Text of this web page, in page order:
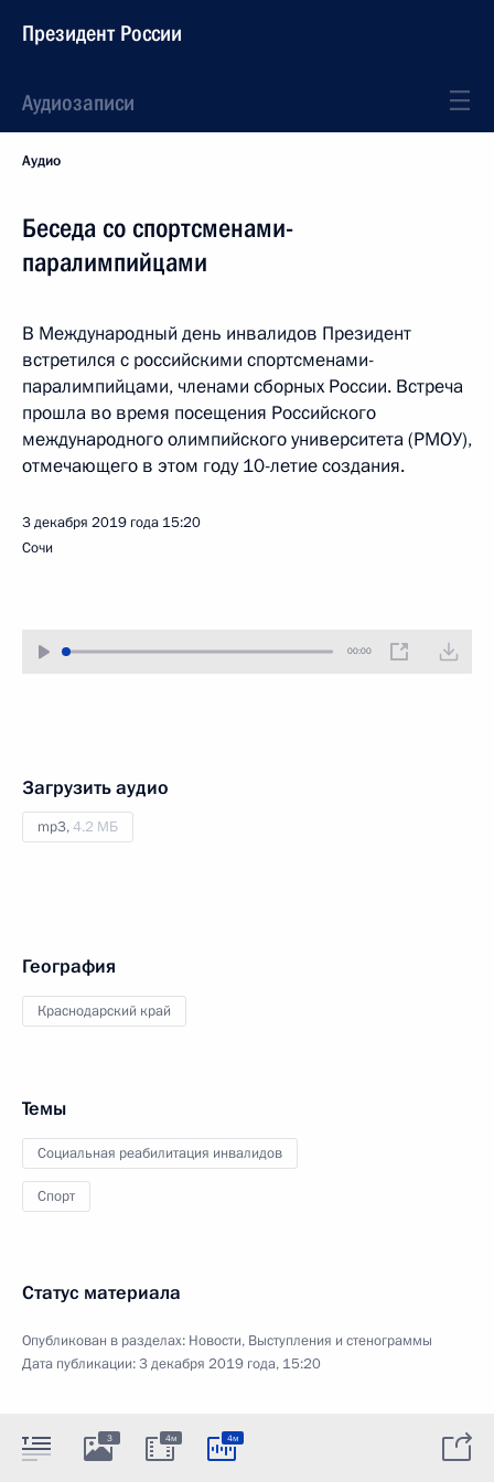
Президент России
Аудиозаписи
Аудио
Беседа со спортсменами-
паралимпийцами
В Международный день инвалидов Президент
встретился с российскими спортсменами-
паралимпийцами, членами сборных России. Встреча
прошла во время посещения Российского
международного олимпийского университета (РМОУ),
отмечающего в этом году 10-летие создания.
3 декабря 2019 года 15:20
Сочи
00:00
Загрузить аудио
mp3,4.2 МБ
География
Краснодарский край
Темы
Социальная реабилитация инвалидов
Спорт
Статус материала
Опубликован в разделах: Новости, Выступления и стенограммы
Дата публикации:3 декабря 2019 года, 15:20
3 4м 4м